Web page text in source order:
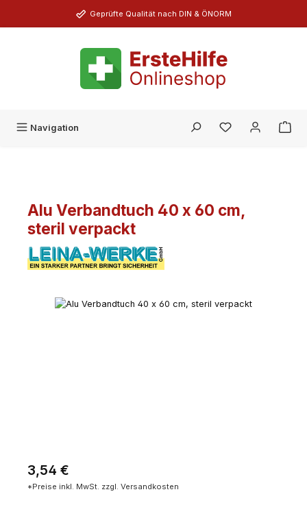
Zum Hauptinhalt springenGeprüfte Qualität nach DIN & ÖNORM
Navigation Du hast 0
Alu Verbandtuch 40 x 60 cm,
steril verpackt
Bildergalerie überspringen
Regulärer Preis:
3,54 €
*Preise inkl. MwSt. zzgl. Versandkosten